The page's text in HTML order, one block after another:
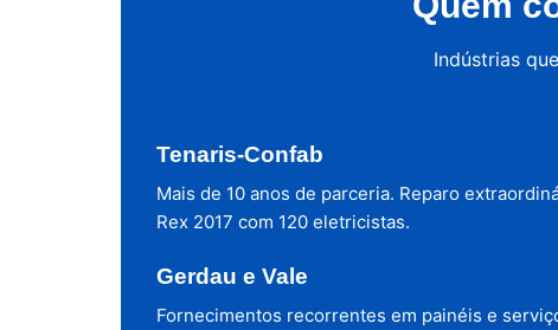
Indústrias
Tenaris-Confab
Mais de 10 anos de parceria. Reparo
Rex 2017 com 120 eletricistas.
Gerdau e Vale
Fornecimentos recorrentes em painéis e